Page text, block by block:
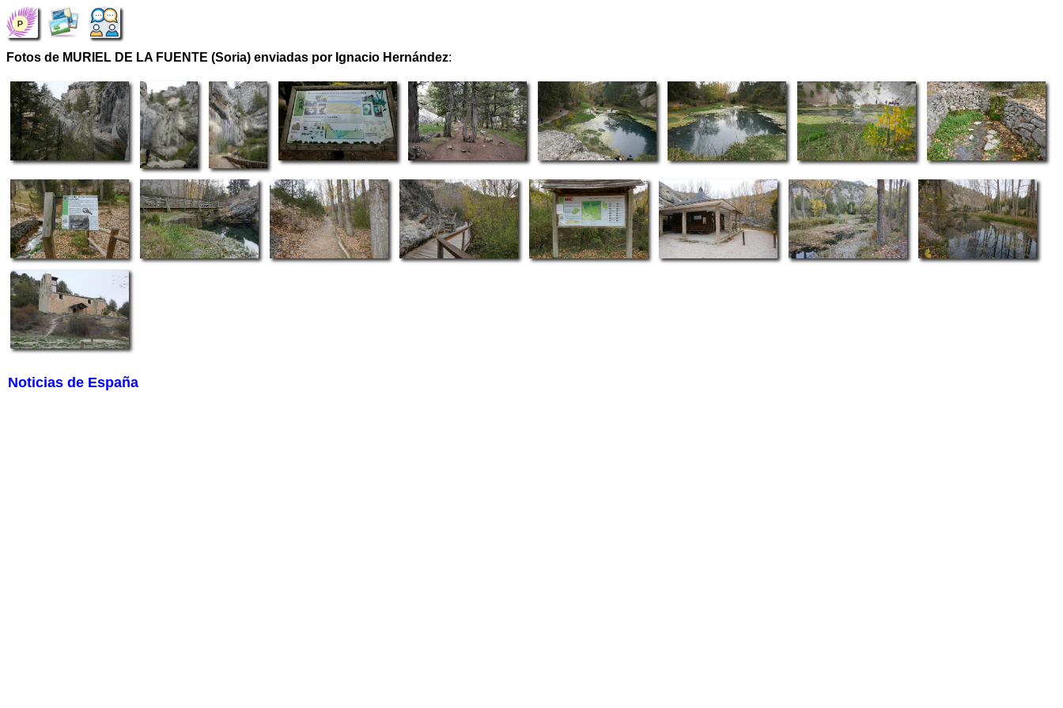
Fotos de MURIEL DE LA FUENTE (Soria) enviadas por Ignacio Hernández:
Noticias de España